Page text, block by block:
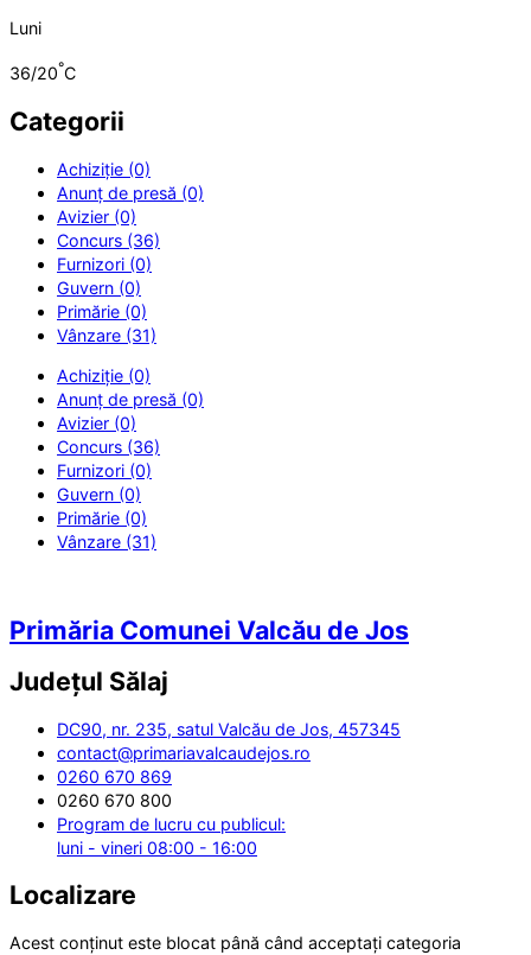
Luni
36/20°C
Categorii
Achiziție (0)
Anunț de presă (0)
Avizier (0)
Concurs (36)
Furnizori (0)
Guvern (0)
Primărie (0)
Vânzare (31)
Achiziție (0)
Anunț de presă (0)
Avizier (0)
Concurs (36)
Furnizori (0)
Guvern (0)
Primărie (0)
Vânzare (31)
Primăria Comunei Valcău de Jos
Județul Sălaj
DC90, nr. 235, satul Valcău de Jos, 457345
contact@primariavalcaudejos.ro
0260 670 869
0260 670 800
Program de lucru cu publicul:
luni - vineri 08:00 - 16:00
Localizare
Acest conținut este blocat până când acceptați categoria